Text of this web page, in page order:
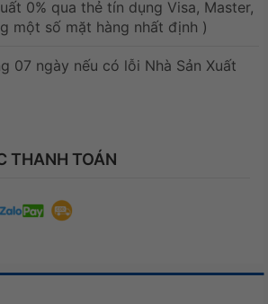
0% qua thẻ tín dụng Visa, Master,
một số mặt hàng nhất định )
07 ngày nếu có lỗi Nhà Sản Xuất
THANH TOÁN